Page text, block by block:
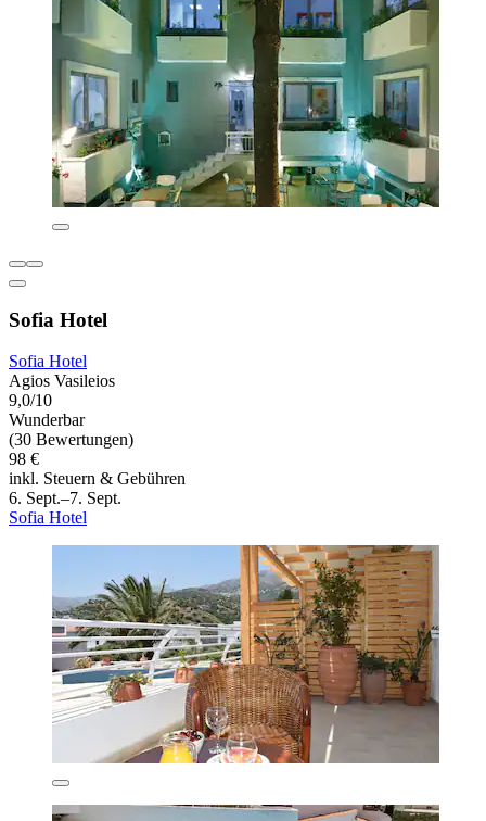
Sofia Hotel
Sofia Hotel
Agios Vasileios
9,0/10
Wunderbar
(30 Bewertungen)
98 €
inkl. Steuern & Gebühren
6. Sept.–7. Sept.
Sofia Hotel